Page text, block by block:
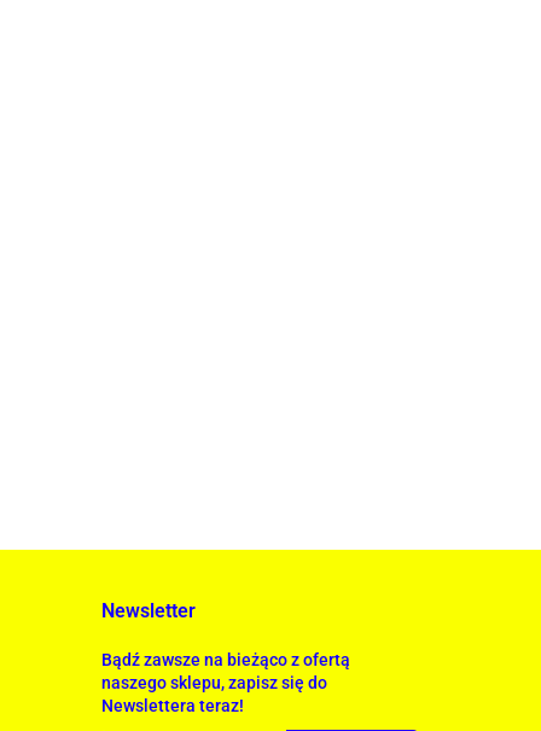
Newsletter
Bądź zawsze na bieżąco z ofertą
naszego sklepu, zapisz się do
Newslettera teraz!